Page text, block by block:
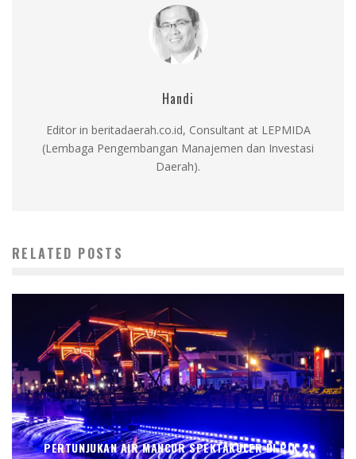
Handi
Editor in beritadaerah.co.id, Consultant at LEPMIDA
(Lembaga Pengembangan Manajemen dan Investasi
Daerah).
RELATED POSTS
PERTUNJUKAN AIR MANCUR SPEKTAKULER DI PIK 2,